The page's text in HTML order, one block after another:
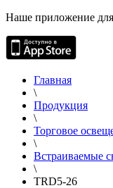
Наше приложение
Главная
\
Продукция
\
Торговое
\
Встраиваемые
\
TRD5-26